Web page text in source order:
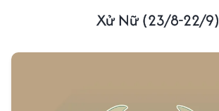
Xử Nữ (23/8-22/9)